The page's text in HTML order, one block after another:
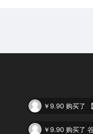
￥9.90 购买了
￥9.90 购买了